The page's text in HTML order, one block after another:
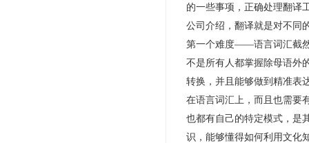
的一些事项，正确处理翻译
公司介绍，翻译就是对不同
第一个难度——语言词汇截
不是所有人都掌握除母语外
转换，并且能够做到精准表
在语言词汇上，而且也需要
也都有自己的特定模式，是
识，能够懂得如何利用文化